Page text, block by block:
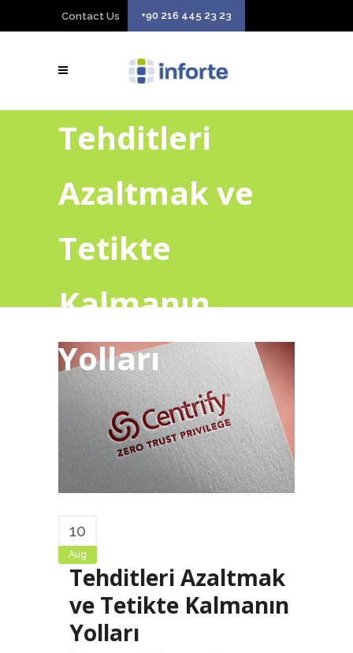
Contact Us +90 216 445 23 23
Tehditleri
Azaltmak ve
Tetikte
Kalmanın
Yolları
10
Aug
Tehditleri Azaltmak
ve Tetikte Kalmanın
Yolları